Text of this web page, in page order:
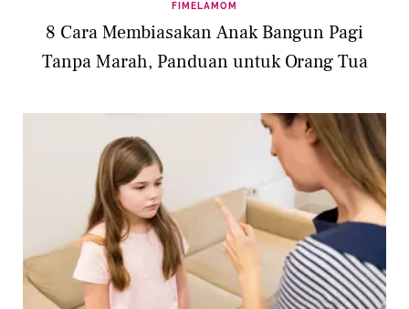
FIMELAMOM
8 Cara Membiasakan Anak Bangun Pagi
Tanpa Marah, Panduan untuk Orang Tua